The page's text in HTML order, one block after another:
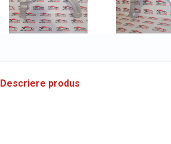
Descriere produs